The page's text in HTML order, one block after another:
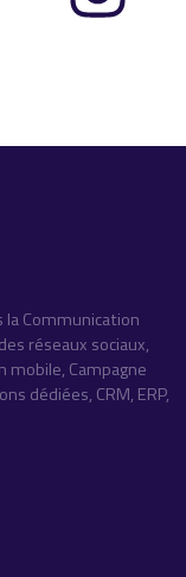
la Communication
réseaux sociaux,
mobile, Campagne
dédiées, CRM, ERP,